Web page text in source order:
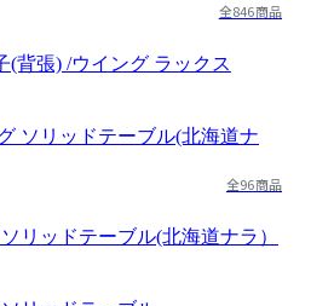
全846商品
背張) /ウイング ラックス
全96商品
リッドテーブル(北海道ナラ）